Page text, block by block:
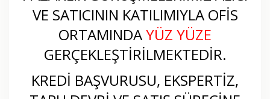
VE SATICININ KATILIMIYLA OFİS
ORTAMINDAYÜZ YÜZE
GERÇEKLEŞTİRİLMEKTEDİR.
KREDİ BAŞVURUSU, EKSPERTİZ,